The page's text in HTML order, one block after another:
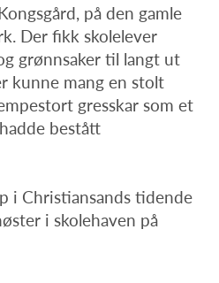
på den gamle
Der fikk skolelever
grønnsaker til langt ut
kunne mang en stolt
gresskar som et
bestått
i Christiansands tidende
i skolehaven på